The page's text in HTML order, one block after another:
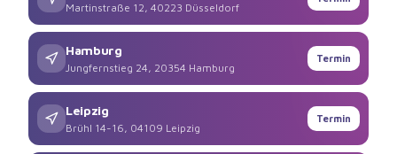
Martinstraße 12, 40223 Düsseldorf
Hamburg
Jungfernstieg 24, 20354 Hamburg
Termin
Leipzig
Brühl 14-16, 04109 Leipzig
Termin